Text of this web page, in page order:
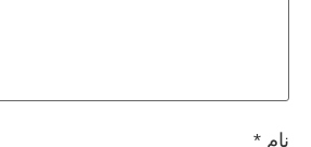
نام *